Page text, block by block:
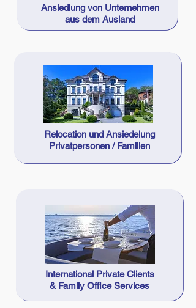
Ansiedlung von Unternehmen
aus dem Ausland
Relocation und Ansiedelung
Privatpersonen / Familien
International Private Clients
& Family Office Services